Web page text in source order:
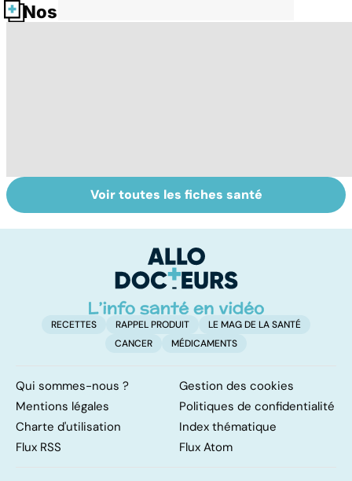
Nos fiches santé
La main, un outil
utile mais fragile
Quel est le rôle
des associations
Voir toutes les fiches santé
RECETTES RAPPEL PRODUIT
LE MAG DE LA SANTÉ
CANCER
MÉDICAMENTS
Qui sommes-nous ?
Gestion des cookies
Mentions légales
Politiques de confidentialité
Charte d'utilisation
Index thématique
Flux RSS
Flux Atom